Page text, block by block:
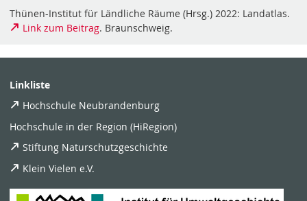
Thünen-Institut für Ländliche Räume (Hrsg.) 2022: Landatlas.
Link zum Beitrag. Braunschweig.
Linkliste
Hochschule Neubrandenburg
Hochschule in der Region (HiRegion)
Stiftung Naturschutzgeschichte
Klein Vielen e.V.